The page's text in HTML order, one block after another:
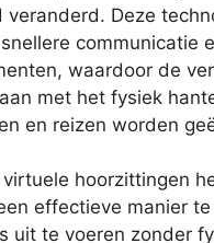
veranderd. Deze
communicatie
waardoor de
met het fysiek
en reizen worden
hoorzittingen
effectieve manier te
uit te voeren zonder